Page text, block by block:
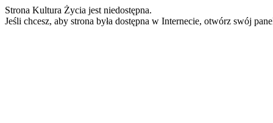
Strona Kultura Życia jest niedostępna.
Jeśli chcesz, aby strona była dostępna w Internecie, otwórz swój